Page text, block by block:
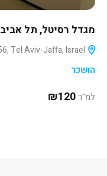
מגדל רסיטל, תל אביב
הושכר
למ"ר₪120